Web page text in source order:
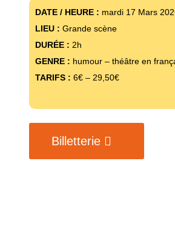
DATE / HEURE : mardi 17 Mars
LIEU : Grande scène
DURÉE : 2h
GENRE : humour – théâtre en
TARIFS : 6€ – 29,50€
Billetterie